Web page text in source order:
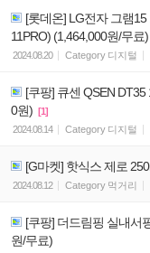
[롯데온] LG전자 그램15
11PRO) (1,464,000원/무료)
2024.08.20 Category 디지털
[쿠팡] 큐센 QSEN
0원)
[1]
2024.08.14
Category 디지털
[G마켓] 핫식스 제로
2024.08.12 Category 먹거리
[쿠팡] 더드림핑 실내서
원/무료)